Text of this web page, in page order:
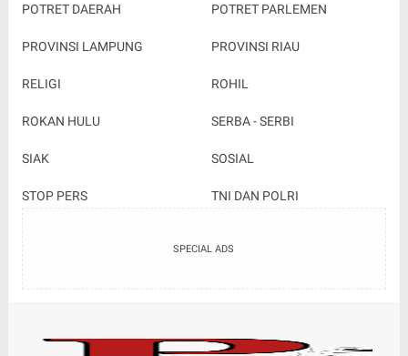
POTRET DAERAH POTRET PARLEMEN
PROVINSI LAMPUNG PROVINSI RIAU
RELIGI ROHIL
ROKAN HULU SERBA - SERBI
SIAK SOSIAL
STOP PERS TNI DAN POLRI
SPECIAL ADS